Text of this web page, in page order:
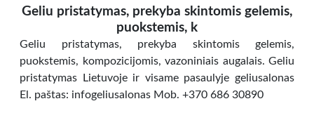
Geliu pristatymas, prekyba skintomis gelemis,
puokstemis, k
Geliu pristatymas, prekyba skintomis gelemis,
puokstemis, kompozicijomis, vazoniniais augalais. Geliu
pristatymas Lietuvoje ir visame pasaulyje geliusalonas
El. paštas: infogeliusalonas Mob. +370 686 30890